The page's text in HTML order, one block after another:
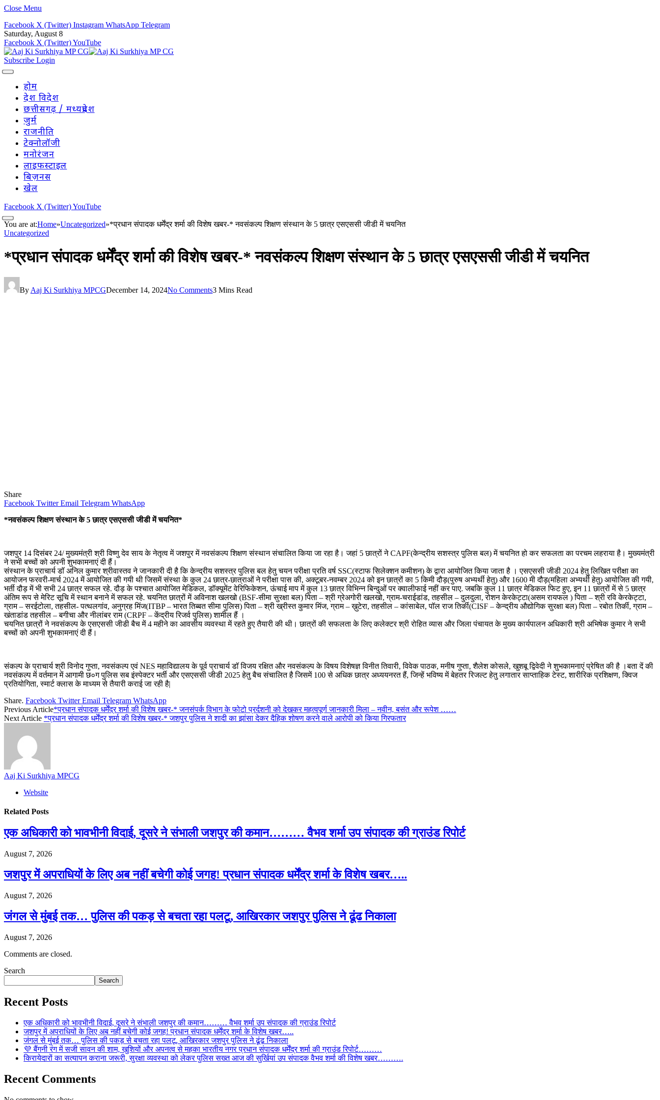
Close Menu
Facebook X (Twitter) Instagram WhatsApp Telegram
Saturday, August 8
Facebook X (Twitter)YouTube
Subscribe Login
होम
देश विदेश
छत्तीसगढ़ / मध्यप्रदेश
जुर्म
राजनीति
टेक्नोलॉजी
मनोरंजन
लाइफस्टाइल
बिज़नस
खेल
Facebook X (Twitter)YouTube
You are at:Home»Uncategorized»*प्रधान संपादक धर्मेंद्र शर्मा की विशेष खबर-* नवसंकल्प शिक्षण संस्थान के 5 छात्र एसएससी जीडी में चयनित
Uncategorized
*प्रधान संपादक धर्मेंद्र शर्मा की विशेष खबर-* नवसंकल्प शिक्षण संस्थान के 5 छात्र एसएससी जीडी में चयनित
By Aaj Ki Surkhiya MPCGDecember 14, 2024No Comments3 Mins Read
Share
Facebook Twitter Email Telegram WhatsApp
*नवसंकल्प शिक्षण संस्थान के 5 छात्र एसएससी जीडी में चयनित*
जशपुर 14 दिसंबर 24/ मुख्यमंत्री श्री विष्णु देव साय के नेतृत्व में जशपुर में नवसंकल्प शिक्षण संस्थान संचालित किया जा रहा है। जहां 5 छात्रों ने CAPF(केन्द्रीय सशस्त्र पुलिस बल) में चयनित हो कर सफलता का परचम लहराया है। मुख्यमंत्री
ने सभी बच्चों को अपनी शुभकामनाएं दी हैं।
संस्थान के प्राचार्य डॉ अनिल कुमार श्रीवास्तव ने जानकारी दी है कि केन्द्रीय सशस्त्र पुलिस बल हेतु चयन परीक्षा प्रति वर्ष SSC(स्टाफ सिलेक्शन कमीशन) के द्वारा आयोजित किया जाता है । एसएससी जीडी 2024 हेतु लिखित परीक्षा का
आयोजन फरवरी-मार्च 2024 में आयोजित की गयी थी जिसमें संस्था के कुल 24 छात्र-छात्राओं ने परीक्षा पास की, अक्टूबर-नवम्बर 2024 को इन छात्रों का 5 किमी दौड़(पुरुष अभ्यर्थी हेतु) और 1600 मी दौड़(महिला अभ्यर्थी हेतु) आयोजित की गयी,
भर्ती दौड़ में भी सभी 24 छात्र सफल रहे. दौड़ के पश्चात आयोजित मेडिकल, डॉक्यूमेंट वेरिफिकेशन, ऊंचाई माप में कुल 13 छात्र विभिन्न बिन्दुओं पर क्वालीफाई नहीं कर पाए. जबकि कुल 11 छात्र मेडिकल फिट हुए, इन 11 छात्रों में से 5 छात्र
अंतिम रूप से मेरिट सूचि में स्थान बनाने में सफल रहे. चयनित छात्रों में अविनाश खलखो (BSF-सीमा सुरक्षा बल) पिता – श्री ग्रेअगोरी खलखो, ग्राम-चराईडांड, तहसील – दुलदुला, रोशन केरकेट्टा(असम रायफल ) पिता – श्री रवि केरकेट्टा,
ग्राम – सरईटोला, तहसील- पत्थलगांव, अनुग्रह मिंज(ITBP – भारत तिब्बत सीमा पुलिस) पिता – श्री ख्रीस्त कुमार मिंज, ग्राम – ख़ुटेरा, तहसील – कांसाबेल, पॉल राज तिर्की(CISF – केन्द्रीय औद्योगिक सुरक्षा बल) पिता – रबोत तिर्की, ग्राम –
खंताडांड तहसील – बगीचा और नीलांबर राम (CRPF – केंद्रीय रिजर्व पुलिस) शामील हैं ।
चयनित छात्रों ने नवसंकल्प के एसएससी जीडी बैच में 4 महीने का आवसीय व्यवस्था में रहते हुए तैयारी की थी। छात्रों की सफलता के लिए कलेक्टर श्री रोहित व्यास और जिला पंचायत के मुख्य कार्यपालन अधिकारी श्री अभिषेक कुमार ने सभी
बच्चों को अपनी शुभकामनाएं दी हैं।
संकल्प के प्राचार्य श्री विनोद गुप्ता, नवसंकल्प एवं NES महाविद्यालय के पूर्व प्राचार्य डॉ विजय रक्षित और नवसंकल्प के विषय विशेषज्ञ विनीत तिवारी, विवेक पाठक, मनीष गुप्ता, शैलेश कोसले, खुशबू द्विवेदी ने शुभकामनाएं प्रेषित की है ।बता दें की
नवसंकल्प में वर्तमान में आगामी छ०ग पुलिस सब इंस्पेक्टर भर्ती और एसएससी जीडी 2025 हेतु बैच संचालित है जिसमें 100 से अधिक छात्र अध्ययनरत हैं, जिन्हें भविष्य में बेहतर रिजल्ट हेतु लगातार साप्ताहिक टेस्ट, शारीरिक प्रशिक्षण, क्विज
प्रतियोगिता, स्मार्ट क्लास के माध्यम से तैयारी कराई जा रही है|
Share. Facebook Twitter Email Telegram WhatsApp
Previous Article*प्रधान संपादक धर्मेंद्र शर्मा की विशेष खबर-* जनसंपर्क विभाग के फोटो प्रर्दशनी को देखकर महत्वपूर्ण जानकारी मिला – नवीन, बसंत और रूपेश ……
Next Article *प्रधान संपादक धर्मेंद्र शर्मा की विशेष खबर-* जशपुर पुलिस ने शादी का झांसा देकर दैहिक शोषण करने वाले आरोपी को किया गिरफतार
Aaj Ki Surkhiya MPCG
Website
Related Posts
एक अधिकारी को भावभीनी विदाई, दूसरे ने संभाली जशपुर की कमान……… वैभव शर्मा उप संपादक की ग्राउंड रिपोर्ट
August 7, 2026
जशपुर में अपराधियों के लिए अब नहीं बचेगी कोई जगह! प्रधान संपादक धर्मेंद्र शर्मा के विशेष खबर…..
August 7, 2026
जंगल से मुंबई तक… पुलिस की पकड़ से बचता रहा पलटू, आखिरकार जशपुर पुलिस ने ढूंढ निकाला
August 7, 2026
Comments are closed.
Search
Search
Recent Posts
एक अधिकारी को भावभीनी विदाई, दूसरे ने संभाली जशपुर की कमान……… वैभव शर्मा उप संपादक की ग्राउंड रिपोर्ट
जशपुर में अपराधियों के लिए अब नहीं बचेगी कोई जगह! प्रधान संपादक धर्मेंद्र शर्मा के विशेष खबर…..
जंगल से मुंबई तक… पुलिस की पकड़ से बचता रहा पलटू, आखिरकार जशपुर पुलिस ने ढूंढ निकाला
💜 बैंगनी रंग में सजी सावन की शाम, खुशियों और अपनत्व से महका भारतीय नगर प्रधान संपादक धर्मेंद्र शर्मा की ग्राउंड रिपोर्ट………
किरायेदारों का सत्यापन कराना जरूरी, सुरक्षा व्यवस्था को लेकर पुलिस सख्त आज की सुर्खियां उप संपादक वैभव शर्मा की विशेष खबर……….
Recent Comments